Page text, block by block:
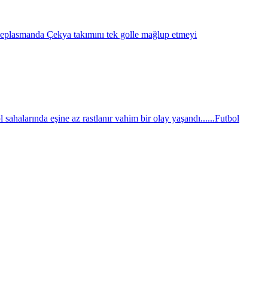
Çekya takımını tek golle mağlup etmeyi
eşine az rastlanır vahim bir olay yaşandı......Futbol